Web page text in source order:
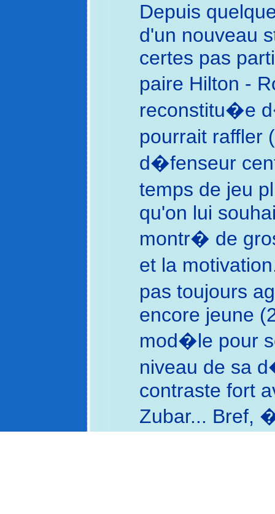
Depuis
d'un nouveau
certes pas
paire Hilton -
reconstitu�e
pourrait raffler
d�fenseur
temps de jeu
qu'on lui
montr� de
et la
pas toujours
encore jeune
mod�le pour
niveau de sa
contraste fort
Zubar... Bref,